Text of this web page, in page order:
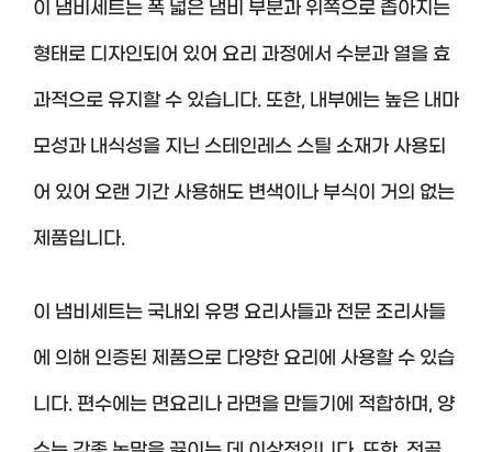
이 냄비세트는 폭 넓은 냄비 부분과 위쪽으로 좁아지는
형태로 디자인되어 있어 요리 과정에서 수분과 열을 효
과적으로 유지할 수 있습니다. 또한, 내부에는 높은 내마
모성과 내식성을 지닌 스테인레스 스틸 소재가 사용되
어 있어 오랜 기간 사용해도 변색이나 부식이 거의 없는
제품입니다.
이 냄비세트는 국내외 유명 요리사들과 전문 조리사들
에 의해 인증된 제품으로 다양한 요리에 사용할 수 있습
니다. 편수에는 면요리나 라면을 만들기에 적합하며, 양